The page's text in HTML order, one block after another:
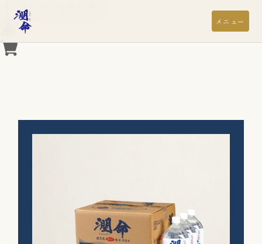
【公式】飲む温泉水 潤命